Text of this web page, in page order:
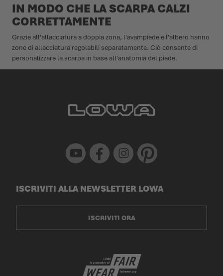
IN MODO CHE LA SCARPA CALZI
CORRETTAMENTE
Grazie all'allacciatura a doppia zona, l'avampiede e l'albero hanno
zone di allacciatura regolabili separatamente. Ciò consente di
personalizzare la scarpa in base all'anatomia del piede.
Youtube Facebook Instagram Pinterest
ISCRIVITI ALLA NEWSLETTER LOWA
ISCRIVITI ORA